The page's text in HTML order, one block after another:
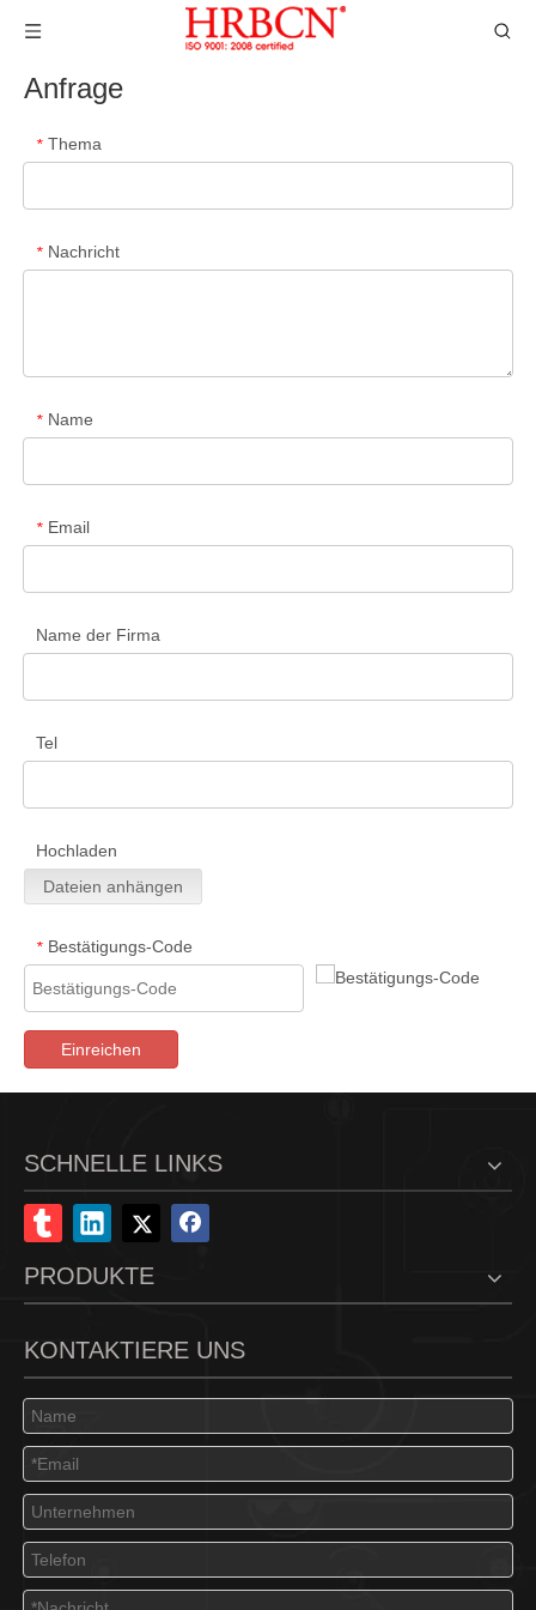
Anfrage
* Thema
* Nachricht
* Name
* Email
Name der Firma
Tel
Hochladen
Dateien anhängen
* Bestätigungs-Code
Einreichen
SCHNELLE LINKS
PRODUKTE
KONTAKTIERE UNS